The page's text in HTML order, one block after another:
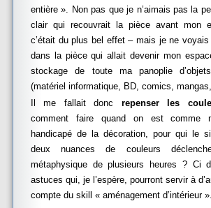
entière ». Non pas que je n’aimais pas la
clair qui recouvrait la pièce avant mon
c’était du plus bel effet – mais je ne
dans la pièce qui allait devenir mon
stockage de toute ma panoplie
(matériel informatique, BD, comics,
Il me fallait donc repenser les
comment faire quand on est comme
handicapé de la décoration, pour qui le
deux nuances de couleurs
métaphysique de plusieurs heures ? Ci
astuces qui, je l’espère, pourront servir à
compte du skill « aménagement d’intérieur ».